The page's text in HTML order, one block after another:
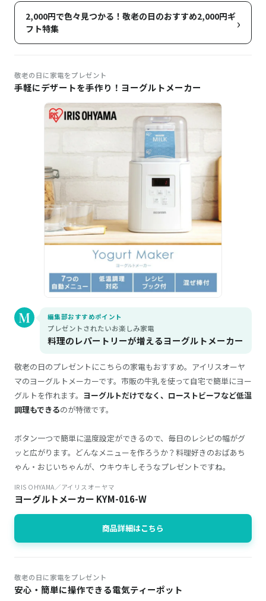
2,000円で色々見つかる！敬老の日のおすすめ2,000円ギ
フト特集
›
敬老の日に家電をプレゼント
手軽にデザートを手作り！ヨーグルトメーカー
編集部おすすめポイント
プレゼントされたいお楽しみ家電
料理のレパートリーが増えるヨーグルトメーカー
敬老の日のプレゼントにこちらの家電もおすすめ。アイリスオーヤ
マのヨーグルトメーカーです。市販の牛乳を使って自宅で簡単にヨー
グルトを作れます。 ヨーグルトだけでなく、ローストビーフなど低温
調理もできるのが特徴です。
ボタン一つで簡単に温度設定ができるので、毎日のレシピの幅がグ
ッと広がります。どんなメニューを作ろうか？料理好きのおばあち
ゃん・おじいちゃんが、ウキウキしそうなプレゼントですね。
IRIS OHYAMA／アイリスオーヤマ
ヨーグルトメーカー KYM-016-W
商品詳細はこちら
敬老の日に家電をプレゼント
安心・簡単に操作できる電気ティーポット